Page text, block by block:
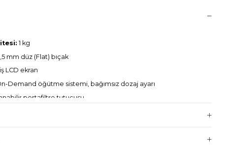
1 kg
mm düz (Flat) bıçak
LCD ekran
Demand öğütme sistemi, bağımsız dozaj ayarı
portafiltre tutucusu
60 Hz AC 220/230V 1N